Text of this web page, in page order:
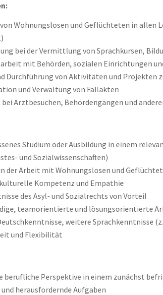
Wohnungslosen und Geflüchteten in allen
bei der Vermittlung von Sprachkursen,
mit Behörden, sozialen Einrichtungen
Durchführung von Aktivitäten und Projekten
und Verwaltung von Fallakten
Arztbesuchen, Behördengängen und
Studium oder Ausbildung in einem
und Sozialwissenschaften)
der Arbeit mit Wohnungslosen und
Kompetenz und Empathie
des Asyl- und Sozialrechts von Vorteil
teamorientierte und lösungsorientierte
weitere Sprachkenntnisse
und Flexibilität
berufliche Perspektive in einem zunächst
und herausfordernde Aufgaben